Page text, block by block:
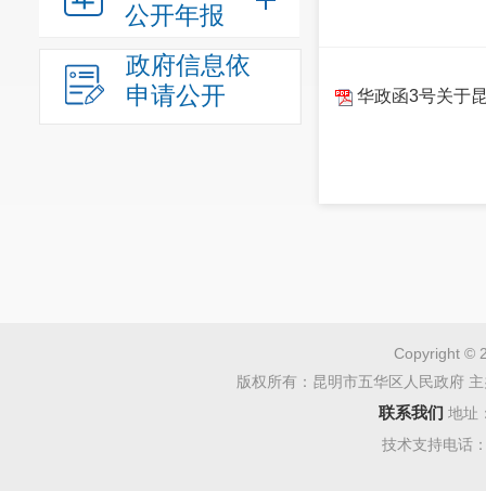
公开年报
政府信息依
申请公开
华政函3号关于
Copyright ©
版权所有：昆明市五华区人民政府
联系我们 地址
技术支持电话